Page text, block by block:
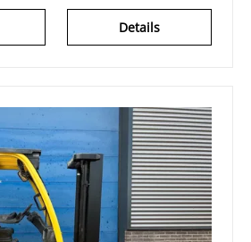
Details